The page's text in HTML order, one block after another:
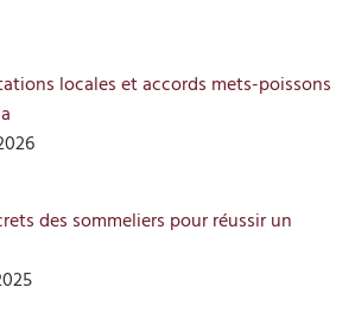
locales et accords mets-poissons
des sommeliers pour réussir un